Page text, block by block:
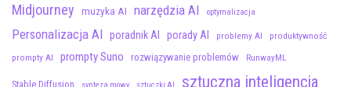
Midjourney muzyka AI narzędzia AI optymalizacja
Personalizacja AI poradnik AI porady AI problemy AI
produktywność
prompty AI
prompty Suno rozwiązywanie problemów RunwayML
Stable Diffusion synteza mowy sztuczki AI sztuczna inteligencja